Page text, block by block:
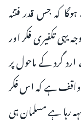
ہوگا کہ جس قدر فتنہ
یہی تکفیری فکر اور
گرد کے ماحول پر
واقف ہے کہ اس فکر
رہا ہے مسلمان ہی